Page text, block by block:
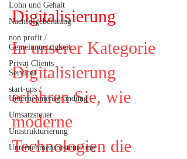
Lohn und Gehalt
Nachfolgeberatung
non profit /
Gemeinnuetzigkeit
Privat Clients
Services
start-ups /
Unternehmensgründung
Umsatzsteuer
Umstrukturierung
Unternehmensbesteuerung
Digitalisierung
In unserer Kategorie
Digitalisierung
erfahren Sie, wie
moderne
Technologien die